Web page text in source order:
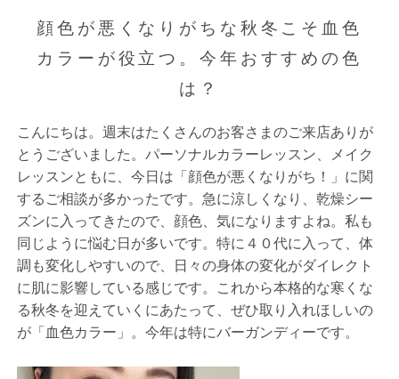
顔色が悪くなりがちな秋冬こそ血色
カラーが役立つ。今年おすすめの色
は？
こんにちは。週末はたくさんのお客さまのご来店ありが
とうございました。パーソナルカラーレッスン、メイク
レッスンともに、今日は「顔色が悪くなりがち！」に関
するご相談が多かったです。急に涼しくなり、乾燥シー
ズンに入ってきたので、顔色、気になりますよね。私も
同じように悩む日が多いです。特に４０代に入って、体
調も変化しやすいので、日々の身体の変化がダイレクト
に肌に影響している感じです。これから本格的な寒くな
る秋冬を迎えていくにあたって、ぜひ取り入れほしいの
が「血色カラー」。今年は特にバーガンディーです。